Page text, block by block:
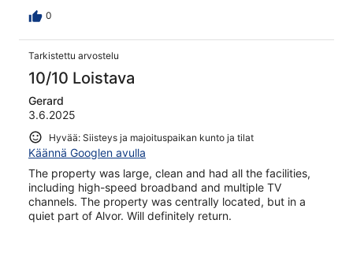
0
Tarkistettu arvostelu
10/10 Loistava
Gerard
3.6.2025
Hyvää: Siisteys ja majoituspaikan kunto ja tilat
Käännä Googlen avulla
The property was large, clean and had all the facilities,
including high-speed broadband and multiple TV
channels. The property was centrally located, but in a
quiet part of Alvor. Will definitely return.